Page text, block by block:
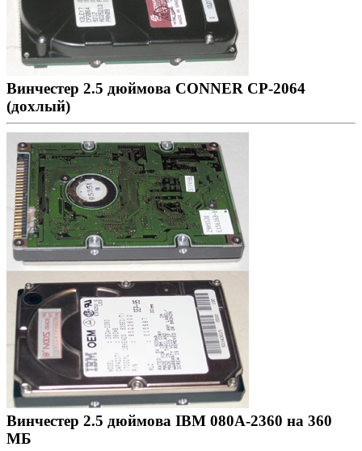
Винчестер 2.5 дюймова CONNER CP-2064
(дохлый)
Винчестер 2.5 дюймова IBM 080A-2360 на 360
МБ